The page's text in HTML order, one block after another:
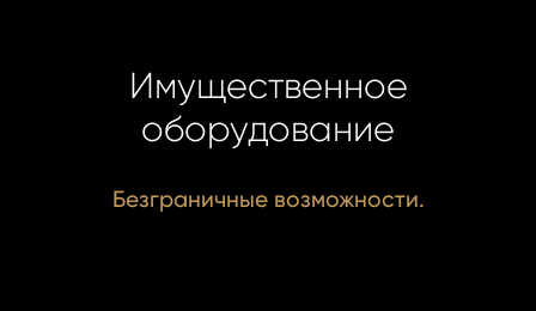
Имущественное
оборудование
Безграничные возможности.